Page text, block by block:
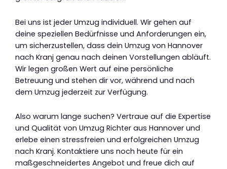
Bei uns ist jeder Umzug individuell. Wir gehen auf
deine speziellen Bedürfnisse und Anforderungen ein,
um sicherzustellen, dass dein Umzug von Hannover
nach Kranj genau nach deinen Vorstellungen abläuft.
Wir legen großen Wert auf eine persönliche
Betreuung und stehen dir vor, während und nach
dem Umzug jederzeit zur Verfügung.
Also warum lange suchen? Vertraue auf die Expertise
und Qualität von Umzug Richter aus Hannover und
erlebe einen stressfreien und erfolgreichen Umzug
nach Kranj. Kontaktiere uns noch heute für ein
maßgeschneidertes Angebot und freue dich auf